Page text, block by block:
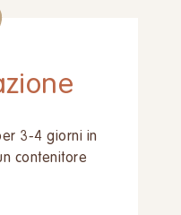
3-4 giorni in
contenitore